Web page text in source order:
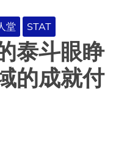
堂 STAT
泰斗眼睁
的成就付